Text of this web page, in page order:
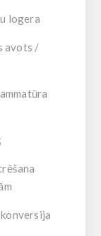
logera
avots /